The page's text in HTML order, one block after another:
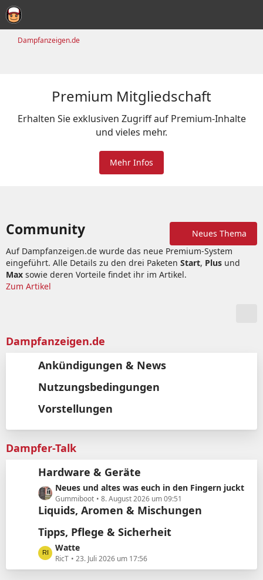
Dampfanzeigen.de
Premium Mitgliedschaft
Erhalten Sie exklusiven Zugriff auf Premium-Inhalte
und vieles mehr.
Mehr Infos
Community
Neues Thema
Auf Dampfanzeigen.de wurde das neue Premium-System
eingeführt. Alle Details zu den drei Paketen Start, Plus und
Max sowie deren Vorteile findet ihr im Artikel.
Zum Artikel
Dampfanzeigen.de
Ankündigungen & News
Nutzungsbedingungen
Vorstellungen
Dampfer-Talk
Hardware & Geräte
L
e
t
t
e
B
e
Neues und altes was euch in den Fingern juckt
Gummiboot 8. August 2026 um 09:51
Liquids, Aromen & Mischungen
Tipps, Pflege & Sicherheit
L
e
t
Watte
RicT 23. Juli 2026 um 17:56